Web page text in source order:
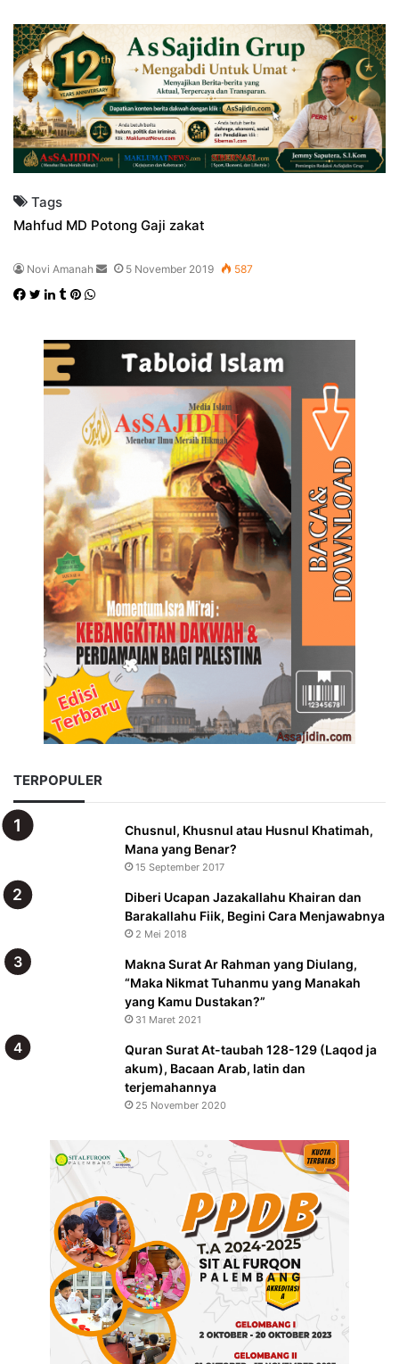
Tags
Mahfud MD Potong Gaji zakat
Novi Amanah
Send5 November 2019 587
Facebook
Twitter
LinkedIn
TumblrPinterest
WhatsApp
TERPOPULER
Chusnul, Khusnul atau Husnul Khatimah,
Mana yang Benar?
15 September 2017
Diberi Ucapan Jazakallahu Khairan dan
Barakallahu Fiik, Begini Cara Menjawabnya
2 Mei 2018
Makna Surat Ar Rahman yang Diulang,
“Maka Nikmat Tuhanmu yang Manakah
yang Kamu Dustakan?”
31 Maret 2021
Quran Surat At-taubah 128-129 (Laqod ja
akum), Bacaan Arab, latin dan
terjemahannya
25 November 2020